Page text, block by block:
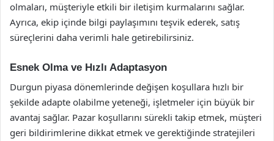
olmaları, müşteriyle etkili bir iletişim kurmalarını sağlar.
Ayrıca, ekip içinde bilgi paylaşımını teşvik ederek, satış
süreçlerini daha verimli hale getirebilirsiniz.
Esnek Olma ve Hızlı Adaptasyon
Durgun piyasa dönemlerinde değişen koşullara hızlı bir
şekilde adapte olabilme yeteneği, işletmeler için büyük bir
avantaj sağlar. Pazar koşullarını sürekli takip etmek, müşteri
geri bildirimlerine dikkat etmek ve gerektiğinde stratejileri